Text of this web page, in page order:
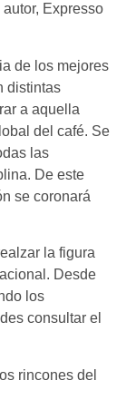
Expresso
de los mejores
distintas
a aquella
del café. Se
las
De este
se coronará
la figura
Desde
los
consultar el
rincones del